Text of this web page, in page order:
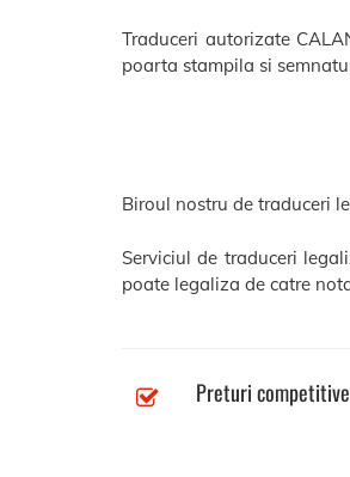
Traduceri autorizate
poarta stampila si
Biroul nostru de traduceri
Serviciul de traduceri
poate legaliza de catre
Preturi competitive